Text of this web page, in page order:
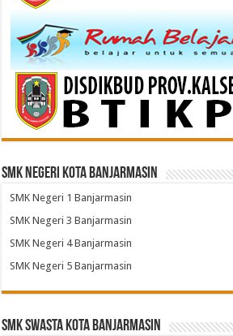
SMK Negeri Kota Banjarmasin
SMK Negeri 1 Banjarmasin
SMK Negeri 3 Banjarmasin
SMK Negeri 4 Banjarmasin
SMK Negeri 5 Banjarmasin
SMK Swasta Kota Banjarmasin